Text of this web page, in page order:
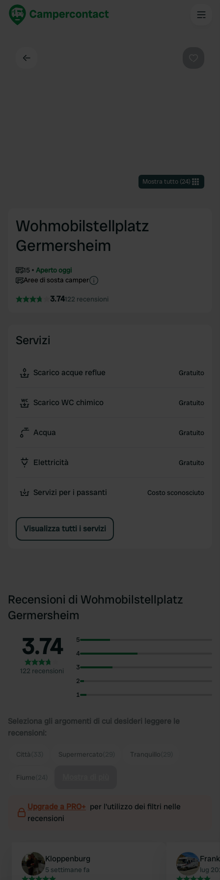
Mostra tutto(24)
Wohmobilstellplatz
Germersheim
15
Aperto oggi
Aree di sosta camper
3.74122 recensioni
Servizi
Scarico acque reflue Gratuito
Scarico WC chimico Gratuito
Acqua Gratuito
Elettricità Gratuito
Servizi per i passanti Costo sconosciuto
Visualizza tutti i servizi
Recensioni di Wohmobilstellplatz
Germersheim
3.74
122 recensioni
5
4
3
2
1
Seleziona gli argomenti di cui desideri leggere le
recensioni:
Città Supermercato Tranquillo
Fiume
Upgrade a PRO+ per l'utilizzo dei filtri nelle
recensioni
Kloppenburg
5 settimane fa lug